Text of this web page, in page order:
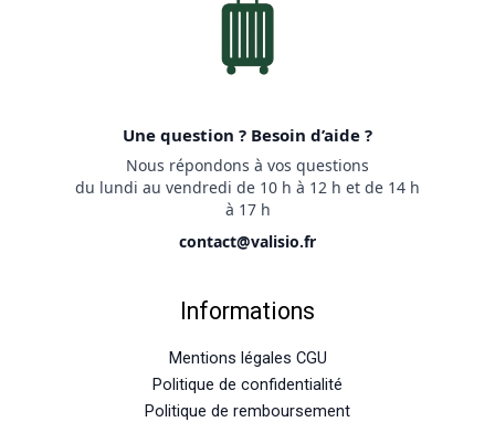
Une question ? Besoin d’aide ?
Nous répondons à vos questions
du lundi au vendredi de 10 h à 12 h et de 14 h
à 17 h
contact@valisio.fr
Informations
Mentions légales CGU
Politique de confidentialité
Politique de remboursement